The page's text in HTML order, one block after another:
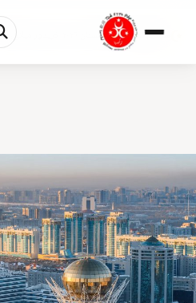
سرمایهگذاری در قزاقستان ۲۰۲۶: کریدور میانی، AIF...